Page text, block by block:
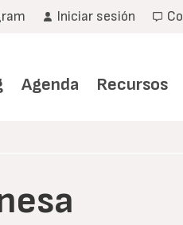
Iniciar sesión
Agenda Recursos